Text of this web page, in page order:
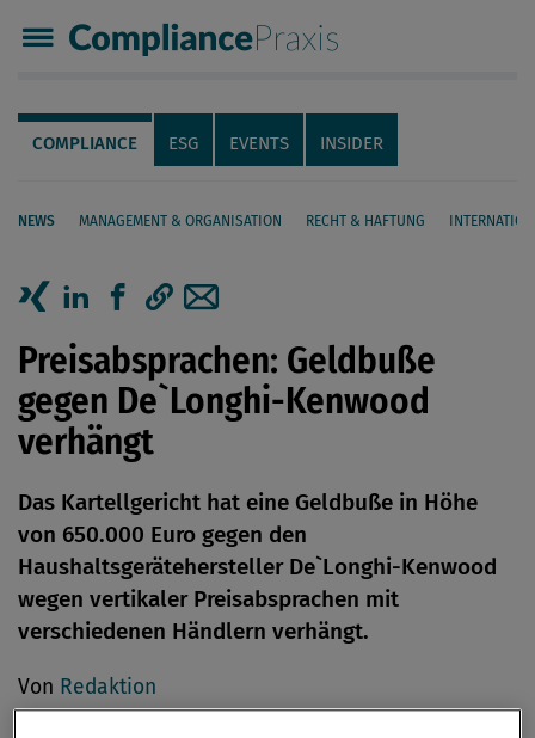
Compliance Praxis
Servicenavigation
Navigation
COMPLIANCE ESG EVENTS INSIDER
NEWS MANAGEMENT & ORGANISATION RECHT & HAFTUNG
Seiteninhalt
Artikel auf Xing teilen
Artikel auf linkedIn teilen
Preisabsprachen: Geldbuße
gegen De`Longhi-Kenwood
verhängt
Das Kartellgericht hat eine Geldbuße in Höhe
von 650.000 Euro gegen den
Haushaltsgerätehersteller De`Longhi-Kenwood
wegen vertikaler Preisabsprachen mit
verschiedenen Händlern verhängt.
Von Redaktion
22. Februar 2017